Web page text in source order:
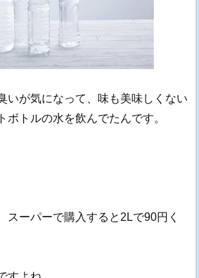
いが気になって、味も美味しくない
ボトルの水を飲んでたんです。
スーパーで購入すると2Lで90円く